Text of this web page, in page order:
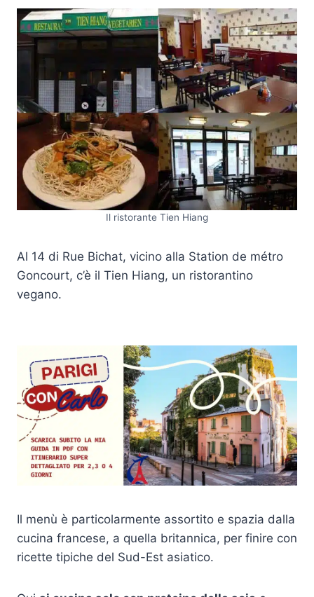
Il ristorante Tien Hiang
Al 14 di Rue Bichat, vicino alla Station de métro
Goncourt, c’è il Tien Hiang, un ristorantino
vegano.
Il menù è particolarmente assortito e spazia dalla
cucina francese, a quella britannica, per finire con
ricette tipiche del Sud-Est asiatico.